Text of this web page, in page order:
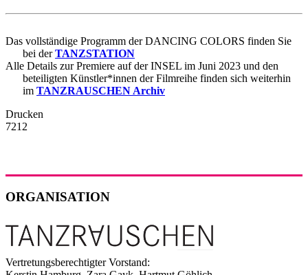
Das vollständige Programm der DANCING COLORS finden Sie
bei derTANZSTATION
Alle Details zur Premiere auf der INSEL im Juni 2023 und den
beteiligten Künstler*innen der Filmreihe finden sich weiterhin
im TANZRAUSCHEN Archiv
Drucken
7212
ORGANISATION
Vertretungsberechtigter Vorstand: